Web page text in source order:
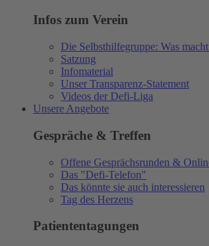
Infos zum Verein
Die Selbsthilfegruppe: Was
Satzung
Infomaterial
Unser Transparenz-Statement
Videos der Defi-Liga
Unsere Angebote
Gespräche & Treffen
Offene Gesprächsrunden &
Das "Defi-Telefon"
Das könnte sie auch interessieren
Tag des Herzens
Patiententagungen